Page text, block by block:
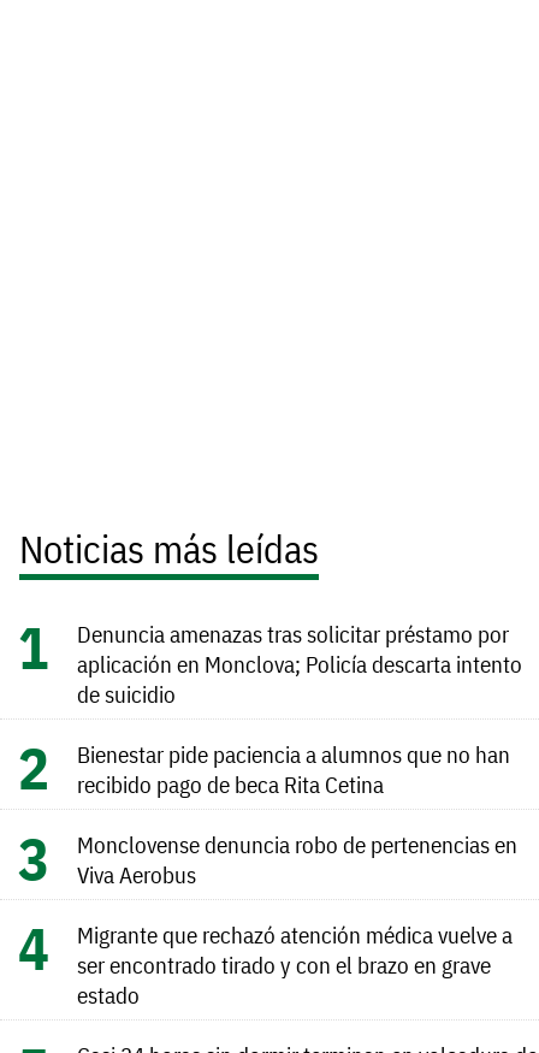
Noticias más leídas
Denuncia amenazas tras solicitar préstamo por
aplicación en Monclova; Policía descarta intento
de suicidio
Bienestar pide paciencia a alumnos que no han
recibido pago de beca Rita Cetina
Monclovense denuncia robo de pertenencias en
Viva Aerobus
Migrante que rechazó atención médica vuelve a
ser encontrado tirado y con el brazo en grave
estado